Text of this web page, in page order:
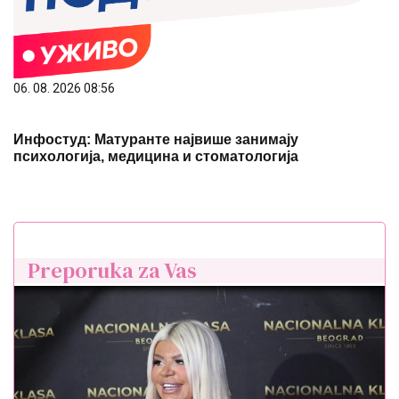
06. 08. 2026 08:56
Инфостуд: Матуранте највише занимају
психологија, медицина и стоматологија
Preporuka za Vas